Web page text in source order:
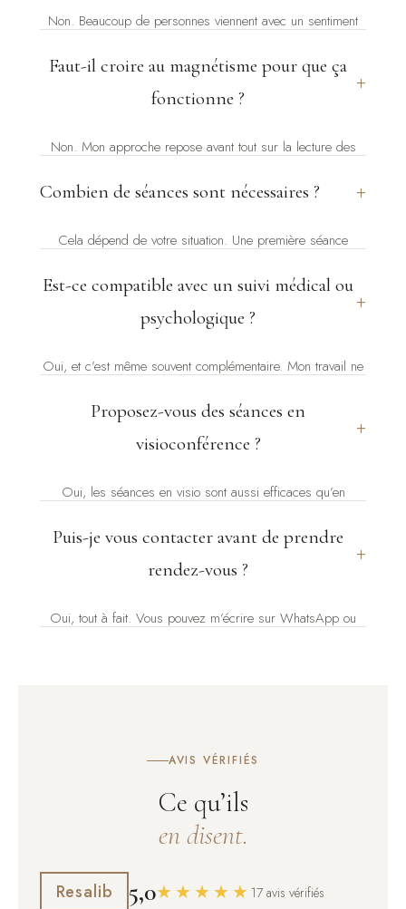
Non. Beaucoup de personnes viennent avec un sentiment
quoi. C’est souvent suffisant pour commencer. La séance
aide à mettre des mots sur ce qui se joue.
Faut-il croire au magnétisme pour que ça
fonctionne ?
+
Non. Mon approche repose avant tout sur la lecture des
est un outil parmi d’autres — il intervient en renfort, pas
sceptiques obtiennent parfois les résultats les plus
Combien de séances sont nécessaires ? +
Cela dépend de votre situation. Une première séance
profondeur sur des schémas ancrés, un accompagnement
sur 3 mois (une séance par semaine) est recommandé.
Est-ce compatible avec un suivi médical ou
psychologique ?
+
Oui, et c’est même souvent complémentaire. Mon travail ne
ajoute. Beaucoup de personnes me consultent en parallèle
d’un suivi psychologique, médical ou psychiatrique.
Proposez-vous des séances en
visioconférence ?
+
Oui, les séances en visio sont aussi efficaces qu’en
manière, pour le même tarif.
Puis-je vous contacter avant de prendre
rendez-vous ?
+
Oui, tout à fait. Vous pouvez m’écrire sur WhatsApp ou
AVIS VÉRIFIÉS
Ce qu’ils
en disent.
Resalib 5,0★★★★★ 17 avis vérifiés